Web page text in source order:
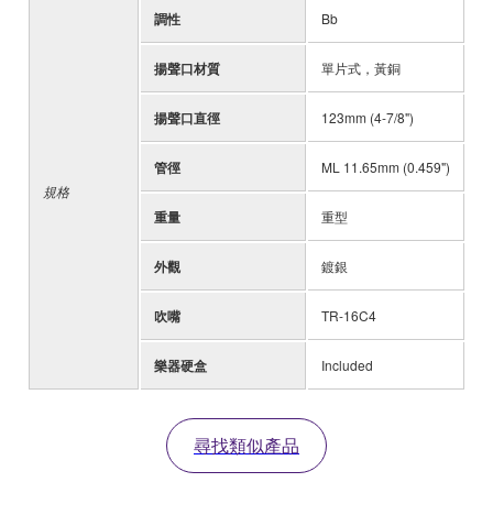
規格
調性 Bb
揚聲口材質 單片式，黃銅
揚聲口直徑 123mm (4-7/8")
管徑 ML 11.65mm (0.459")
重量 重型
外觀 鍍銀
吹嘴 TR-16C4
樂器硬盒 Included
尋找類似產品